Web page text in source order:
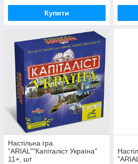
Купити
Настільна гра
"ARIAL""Капіталіст Україна"
11+, шт